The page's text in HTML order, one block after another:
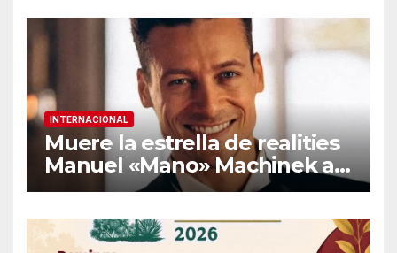
INTERNACIONAL
Muere la estrella de realities
Manuel «Mano» Machinek a
los 37 años